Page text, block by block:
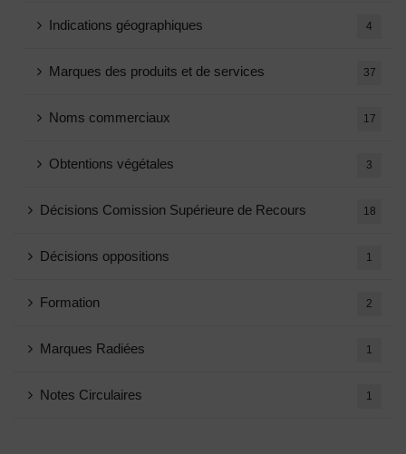
Indications géographiques 4
Marques des produits et de services 37
Noms commerciaux 17
Obtentions végétales 3
Décisions Comission Supérieure de Recours 18
Décisions oppositions 1
Formation 2
Marques Radiées 1
Notes Circulaires 1